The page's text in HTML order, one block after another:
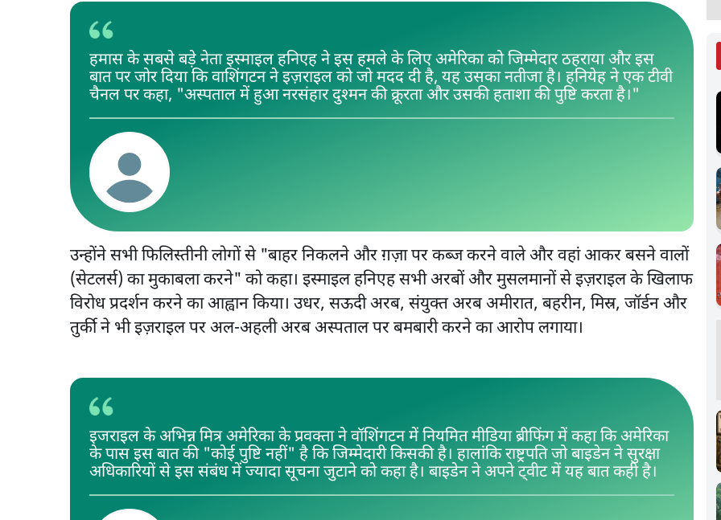
हमास के सबसे बड़े नेता इस्माइल हनिएह ने इस हमले के लिए अमेरिका को जिम्मेदार ठहराया और इस
बात पर जोर दिया कि वाशिंगटन ने इज़राइल को जो मदद दी है, यह उसका नतीजा है। हनियेह ने एक टीवी
चैनल पर कहा, "अस्पताल में हुआ नरसंहार दुश्मन की क्रूरता और उसकी हताशा की पुष्टि करता है।"
उन्होंने सभी फिलिस्तीनी लोगों से "बाहर निकलने और ग़ज़ा पर कब्ज करने वाले और वहां आकर बसने वालों
(सेटलर्स) का मुकाबला करने" को कहा। इस्माइल हनिएह सभी अरबों और मुसलमानों से इज़राइल के खिलाफ
विरोध प्रदर्शन करने का आह्वान किया। उधर, सऊदी अरब, संयुक्त अरब अमीरात, बहरीन, मिस्र, जॉर्डन और
तुर्की ने भी इज़राइल पर अल-अहली अरब अस्पताल पर बमबारी करने का आरोप लगाया।
इजराइल के अभिन्न मित्र अमेरिका के प्रवक्ता ने वॉशिंगटन में नियमित मीडिया ब्रीफिंग में कहा कि अमेरिका
के पास इस बात की "कोई पुष्टि नहीं" है कि जिम्मेदारी किसकी है। हालांकि राष्ट्रपति जो बाइडेन ने सुरक्षा
अधिकारियों से इस संबंध में ज्यादा सूचना जुटाने को कहा है। बाइडेन ने अपने ट्वीट में यह बात कही है।